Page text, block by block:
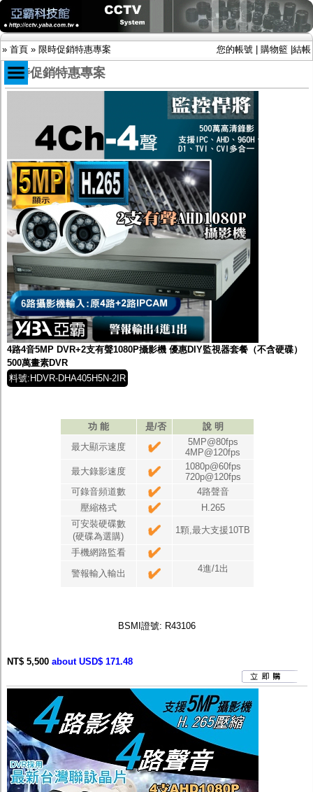
» 首頁 » 限時促銷特惠專案 您的帳號 購物籃 結帳
限時促銷特惠專案
IP網路攝影機及錄放影機
AHD DVR數位錄放影機
AHD半球型(適用屋內)
AHD中小型紅外線攝影機(適用騎樓、室內外)
AHD防護罩型攝影機(適用屋外，紅外線照射
距離遠）
AHD特殊功能型攝影機
旋轉型攝影機.旋轉台
傳統高解析攝影機
鏡頭
投光設備
防護罩及支架
多路攝影機單軸傳輸
監聽器.麥克風
網路設備
視訊轉換設備
雙絞線傳輸器
雜訊改善器
分配放大器
懶人線.同軸線.花線
集線盒.防水盒.配線盒
變壓器.避雷器
偽裝嚇阻假監視器. 警示防盜貼紙
行車紀錄器.車用插座配件
電腦工業機殼
限時促銷特惠專案
4路4音5MP DVR+2支有聲1080P攝影機 優惠DIY監視器套餐（不含硬碟）
500萬畫素DVR
料號:HDVR-DHA405H5N-2IR
功 能 是/否
說 明
最大顯示速度
5MP@80fps
4MP@120fps
最大錄影速度
1080p@60fps
720p@120fps
可錄音頻道數
4路聲音
壓縮格式
H.265
可安裝硬碟數
(硬碟為選購)
1顆,最大支援10TB
手機網路監看
警報輸入輸出
4進/1出
BSMI證號: R43106
NT$ 5,500 about USD$ 171.48